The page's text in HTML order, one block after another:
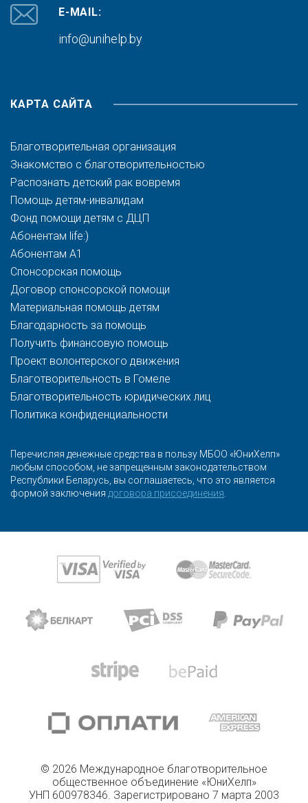
E-MAIL:
info@unihelp.by
КАРТА САЙТА
Благотворительная организация
Знакомство с благотворительностью
Распознать детский рак вовремя
Помощь детям-инвалидам
Фонд помощи детям с ДЦП
Абонентам life:)
Абонентам A1
Спонсорская помощь
Договор спонсорской помощи
Материальная помощь детям
Благодарность за помощь
Получить финансовую помощь
Проект волонтерского движения
Благотворительность в Гомеле
Благотворительность юридических лиц
Политика конфиденциальности
Перечисляя денежные средства в пользу МБОО «ЮниХелп»
любым способом, не запрещенным законодательством
Республики Беларусь, вы соглашаетесь, что это является
формой заключения договора присоединения
© 2026 Международное благотворительное
общественное объединение «ЮниХелп»
УНП 600978346. Зарегистрировано 7 марта 2003